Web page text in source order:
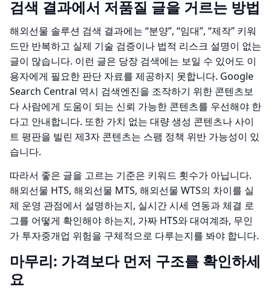
검색 결과에서 저품질 글을 거르는 방법
해외선물 솔루션 검색 결과에는 “분양”, “임대”, “제작” 키워
드만 반복하고 실제 기술 검증이나 법적 리스크 설명이 없는
글이 많습니다. 이런 글은 당장 검색에는 보일 수 있어도 이
용자에게 필요한 판단 자료를 제공하지 못합니다. Google
Search Central 역시 검색엔진을 조작하기 위한 콘텐츠보
다 사람에게 도움이 되는 신뢰 가능한 콘텐츠를 우선해야 한
다고 안내합니다. 또한 가치 없는 대량 생성 콘텐츠나 사이
트 평판을 빌린 제3자 콘텐츠는 스팸 정책 위반 가능성이 있
습니다.
따라서 좋은 글을 고르는 기준은 키워드 횟수가 아닙니다.
해외선물 HTS, 해외선물 MTS, 해외선물 WTS의 차이를 실
제 운영 관점에서 설명하는지, 실시간 시세 연동과 체결 로
그를 어떻게 확인해야 하는지, 가짜 HTS와 대여계좌, 무인
가 투자중개업 위험을 구체적으로 다루는지를 봐야 합니다.
마무리: 가격보다 먼저 구조를 확인하세
요